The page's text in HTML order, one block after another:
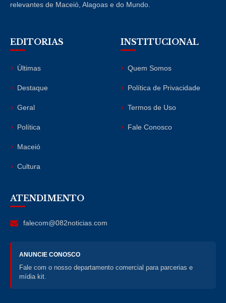
relevantes de Maceió, Alagoas e do Mundo.
EDITORIAS
Últimas
Destaque
Geral
Política
Maceió
Cultura
INSTITUCIONAL
Quem Somos
Política de Privacidade
Termos de Uso
Fale Conosco
ATENDIMENTO
falecom@082noticias.com
ANUNCIE CONOSCO
Fale com o nosso departamento comercial para parcerias e
mídia kit.